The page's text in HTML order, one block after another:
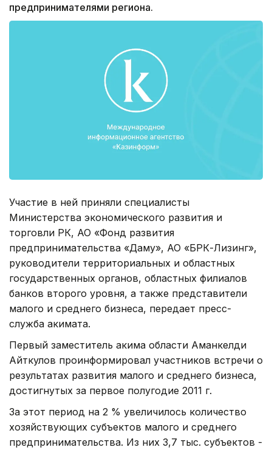
предпринимателями региона.
Участие в ней приняли специалисты
Министерства экономического развития и
торговли РК, АО «Фонд развития
предпринимательства «Даму», АО «БРК-Лизинг»,
руководители территориальных и областных
государственных органов, областных филиалов
банков второго уровня, а также представители
малого и среднего бизнеса, передает пресс-
служба акимата.
Первый заместитель акима области Аманкелди
Айткулов проинформировал участников встречи о
результатах развития малого и среднего бизнеса,
достигнутых за первое полугодие 2011 г.
За этот период на 2 % увеличилось количество
хозяйствующих субъектов малого и среднего
предпринимательства. Из них 3,7 тыс. субъектов -